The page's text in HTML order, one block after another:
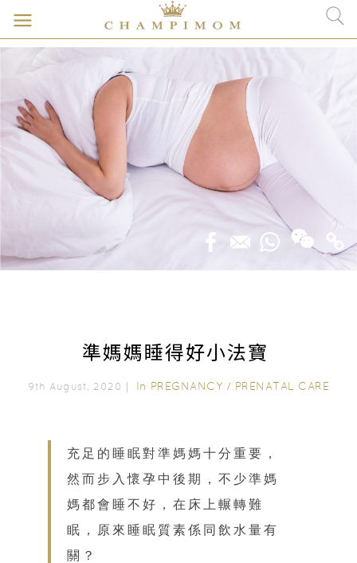
準媽媽睡得好小法寶
9th August, 2020｜ In PREGNANCY / PRENATAL CARE
充足的睡眠對準媽媽十分重要，
然而步入懷孕中後期，不少準媽
媽都會睡不好，在床上輾轉難
眠，原來睡眠質素係同飲水量有
關？